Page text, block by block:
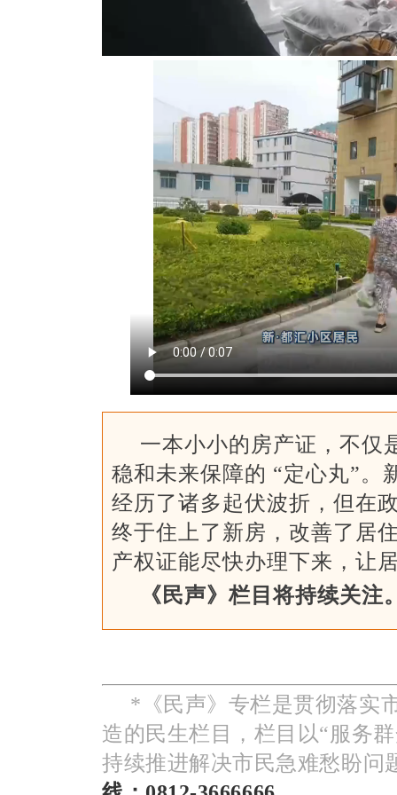
一本小小的房产证，不仅
稳和未来保障的 “定心丸”。
经历了诸多起伏波折，但在
终于住上了新房，改善了居
产权证能尽快办理下来，让
《民声》栏目将持续关注
*《民声》专栏是贯彻落实
造的民生栏目，栏目以“服务
持续推进解决市民急难愁盼问